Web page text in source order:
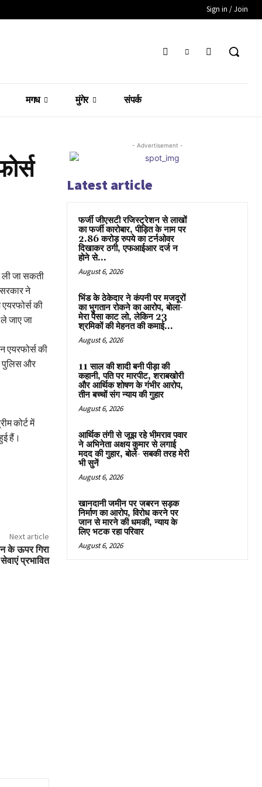
Sign in / Join
मगध मुंगेर संपर्क
ली जा सकती
ने
की
जाए जा
एयरफोर्स की
पुलिस और
कोर्ट में
हैं।
Next article
के ऊपर गिरा
प्रभावित
- Advertisement -
Latest article
फर्जी जीएसटी रजिस्ट्रेशन से लाखों
का फर्जी कारोबार, पीड़ित के नाम पर
2.86 करोड़ रुपये का टर्नओवर
दिखाकर ठगी, एफआईआर दर्ज न
होने से...
August 6, 2026
भिंड के ठेकेदार ने कंपनी पर मजदूरों
का भुगतान रोकने का आरोप, बोला-
मेरा पैसा काट लो, लेकिन 23
श्रमिकों की मेहनत की कमाई...
August 6, 2026
11 साल की शादी बनी पीड़ा की
कहानी, पति पर मारपीट, शराबखोरी
और आर्थिक शोषण के गंभीर आरोप,
तीन बच्चों संग न्याय की गुहार
August 6, 2026
आर्थिक तंगी से जूझ रहे भीमराव पवार
ने अभिनेता अक्षय कुमार से लगाई
मदद की गुहार, बोले- सबकी तरह मेरी
भी सुनें
August 6, 2026
खानदानी जमीन पर जबरन सड़क
निर्माण का आरोप, विरोध करने पर
जान से मारने की धमकी, न्याय के
लिए भटक रहा परिवार
August 6, 2026